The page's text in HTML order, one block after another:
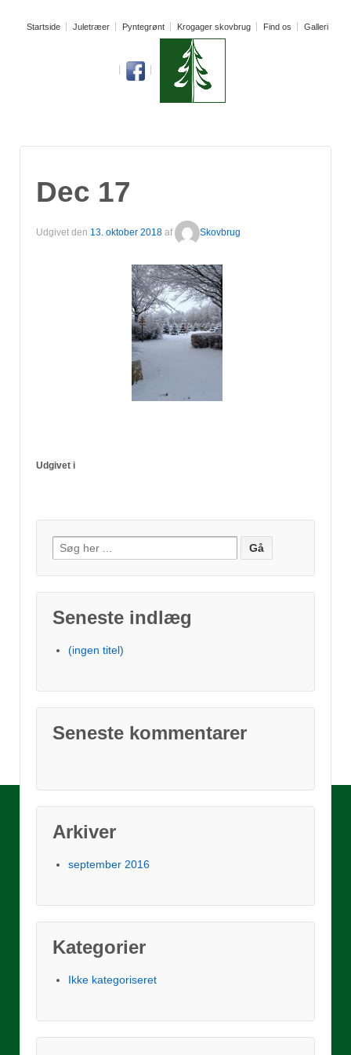
Startside Juletræer Pyntegrønt Krogager skovbrug Find os Galleri
Dec 17
Udgivet den 13. oktober 2018 af Skovbrug
Udgivet i
Søg
efter:
Seneste indlæg
(ingen titel)
Seneste kommentarer
Arkiver
september 2016
Kategorier
Ikke kategoriseret